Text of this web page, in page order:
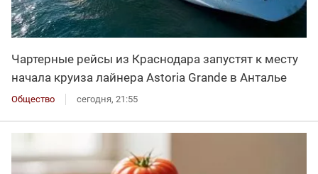
Чартерные рейсы из Краснодара запустят к месту
начала круиза лайнера Astoria Grande в Анталье
Общество сегодня, 21:55